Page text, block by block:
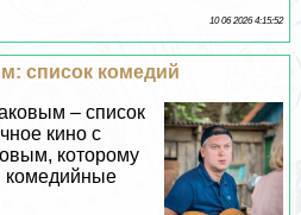
10 06 2026 4:15:52
список комедий
– список
кино с
которому
комедийные